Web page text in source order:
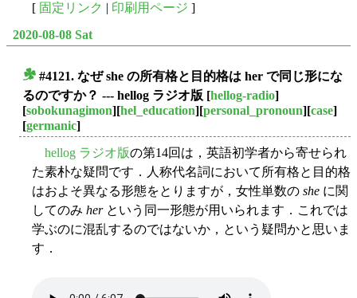
[ 固定リンク | 印刷用ページ ]
2020-08-08 Sat
#4121. なぜ she の所有格と目的格は her で同じ形にな
るのですか？ --- hellog ラジオ版 [hellog-radio]
[sobokunagimon][hel_education][personal_pronoun][case]
[germanic]
hellog ラジオ版の第14回は，英語初学者から寄せられ
た素朴な疑問です．人称代名詞において所有格と目的格
はおよそ異なる形態をとりますが，女性単数の she に関
してのみ herという同一形態が用いられます．これでは
学ぶのに混乱するのではないか，という疑問かと思いま
す．